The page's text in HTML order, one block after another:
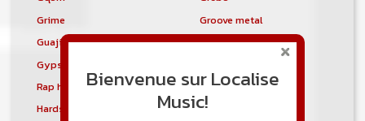
Grime
Groove metal
Guajira
Guaracha
Gypsy punk
Rap hardcore
Industrial hardcore
Hardstep
Hardstyle
Bienvenue sur Localise
Music!